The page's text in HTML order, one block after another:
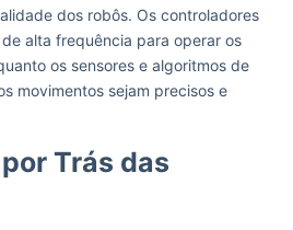
dos robôs. Os controladores
alta frequência para operar os
os sensores e algoritmos de
movimentos sejam precisos e
Trás das